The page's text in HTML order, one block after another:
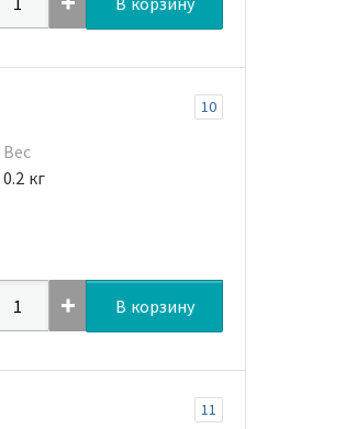
10
Вес
0.2 кг
В корзину
11